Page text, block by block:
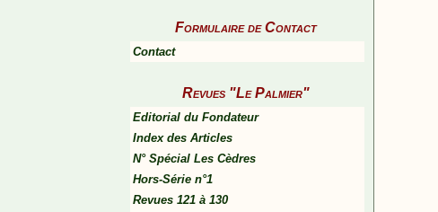
Formulaire de Contact
Contact
Revues "Le Palmier"
Editorial du Fondateur
Index des Articles
N° Spécial Les Cèdres
Hors-Série n°1
Revues 121 à 130